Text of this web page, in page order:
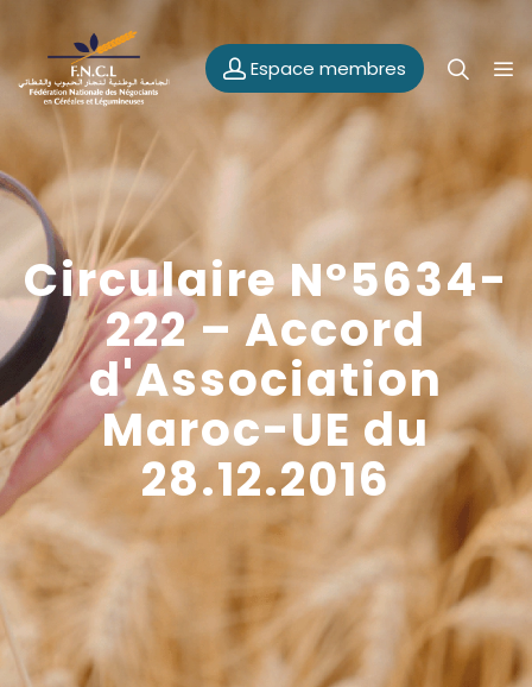
Espace membres
Circulaire N°5634-
222 – Accord
d'Association
Maroc-UE du
28.12.2016